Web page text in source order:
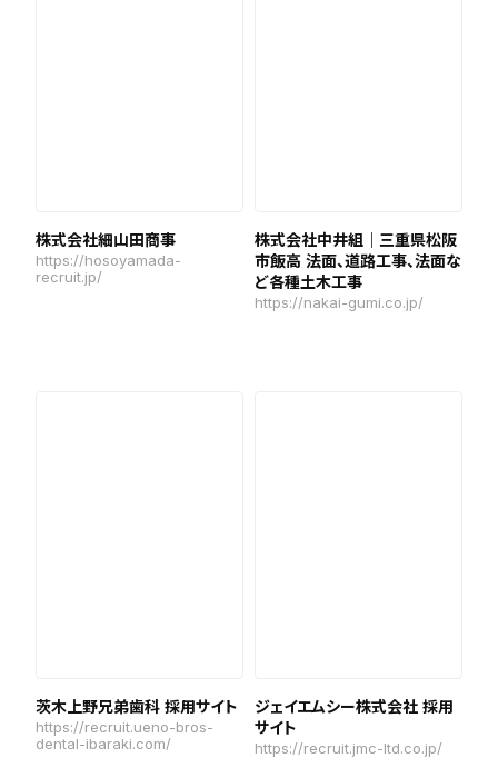
株式会社細山田商事
https://hosoyamada-
recruit.jp/
株式会社中井組｜三重県松阪
市飯高 法面、道路工事、法面な
ど各種土木工事
https://nakai-gumi.co.jp/
茨木上野兄弟歯科 採用サイト
https://recruit.ueno-bros-
dental-ibaraki.com/
ジェイエムシー株式会社 採用
サイト
https://recruit.jmc-ltd.co.jp/